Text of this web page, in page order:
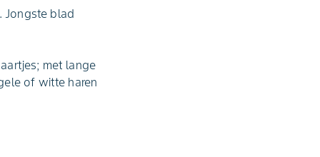
Jongste blad
met lange
of witte haren